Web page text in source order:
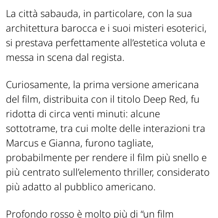
La città sabauda, in particolare, con la sua
architettura barocca e i suoi misteri esoterici,
si prestava perfettamente all’estetica voluta e
messa in scena dal regista.
Curiosamente, la prima versione americana
del film, distribuita con il titolo Deep Red, fu
ridotta di circa venti minuti: alcune
sottotrame, tra cui molte delle interazioni tra
Marcus e Gianna, furono tagliate,
probabilmente per rendere il film più snello e
più centrato sull’elemento thriller, considerato
più adatto al pubblico americano.
Profondo rosso è molto più di “un film